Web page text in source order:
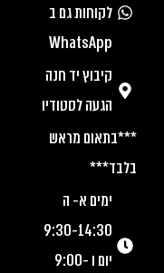
לקוחות גם ב
WhatsApp
קיבוץ יד חנה
הגעה לסטודיו
***בתאום מראש
בלבד***
ימים א- ה
9:30-14:30
יום ו 9:00-